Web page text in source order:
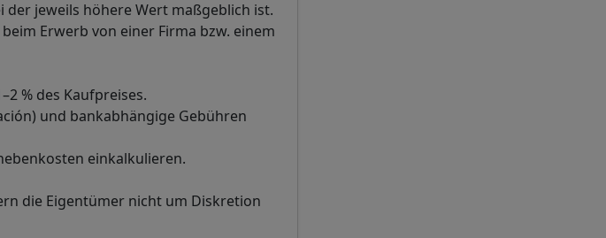
der jeweils höhere Wert maßgeblich ist.
Erwerb von einer Firma bzw. einem
% des Kaufpreises.
und bankabhängige Gebühren
einkalkulieren.
die Eigentümer nicht um Diskretion